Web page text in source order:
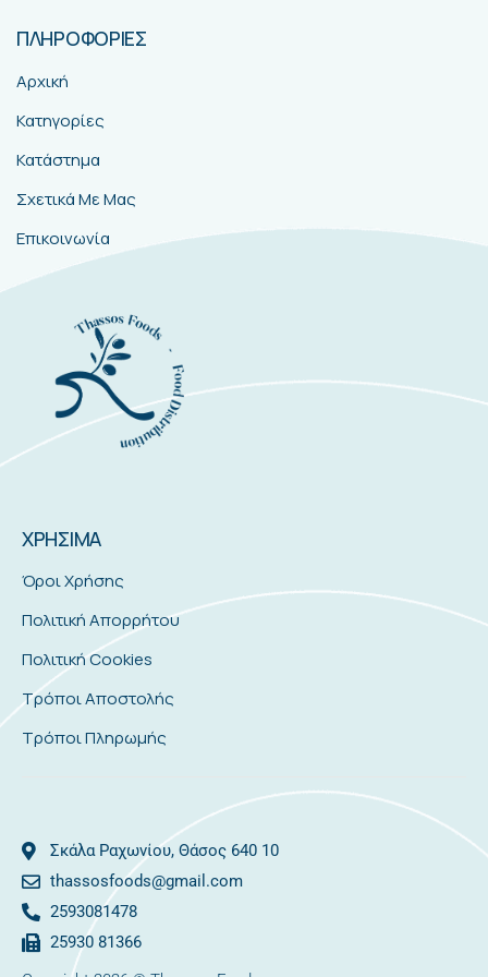
ΠΛΗΡΟΦΟΡΙΕΣ
Αρχική
Κατηγορίες
Κατάστημα
Σχετικά Με Μας
Επικοινωνία
ΧΡΗΣΙΜΑ
Όροι Χρήσης
Πολιτική Απορρήτου
Πολιτική Cookies
Τρόποι Αποστολής
Τρόποι Πληρωμής
Σκάλα Ραχωνίου, Θάσος 640 10
thassosfoods@gmail.com
2593081478
25930 81366